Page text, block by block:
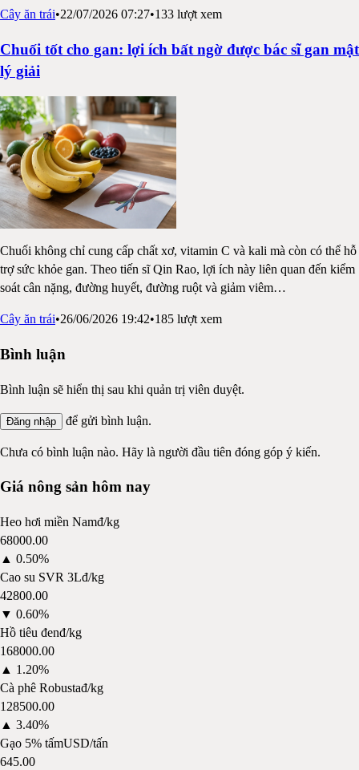
Cây ăn trái•22/07/2026 07:27•133 lượt xem
Chuối tốt cho gan: lợi ích bất ngờ được bác sĩ gan mật
lý giải
Chuối không chỉ cung cấp chất xơ, vitamin C và kali mà còn có thể hỗ
trợ sức khỏe gan. Theo tiến sĩ Qin Rao, lợi ích này liên quan đến kiểm
soát cân nặng, đường huyết, đường ruột và giảm viêm…
Cây ăn trái•26/06/2026 19:42•185 lượt xem
Bình luận
Bình luận sẽ hiển thị sau khi quản trị viên duyệt.
Đăng nhập để gửi bình luận.
Chưa có bình luận nào. Hãy là người đầu tiên đóng góp ý kiến.
Giá nông sản hôm nay
Heo hơi miền Namđ/kg
68000.00
▲ 0.50%
Cao su SVR 3Lđ/kg
42800.00
▼ 0.60%
Hồ tiêu đenđ/kg
168000.00
▲ 1.20%
Cà phê Robustađ/kg
128500.00
▲ 3.40%
Gạo 5% tấmUSD/tấn
645.00